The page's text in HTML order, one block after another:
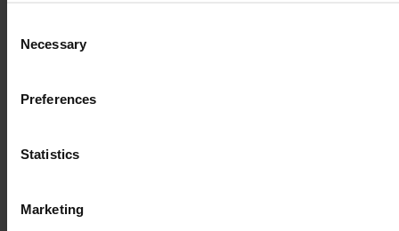
Selection
Necessary
Preferences
Statistics
Marketing